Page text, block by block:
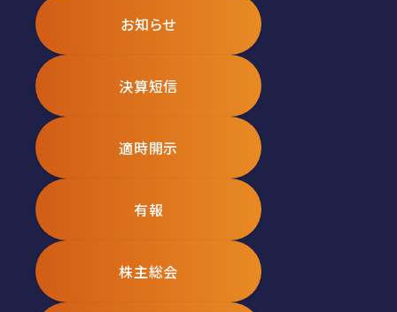
お知らせ
決算短信
適時開示
有報
株主総会